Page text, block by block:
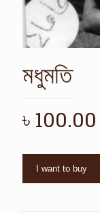
মধুমতি
৳ 100.00
I want to buy